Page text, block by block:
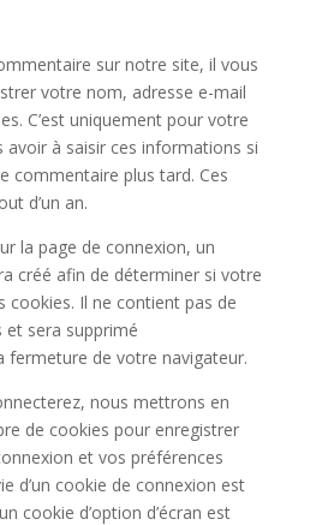
sur notre site, il vous
votre nom, adresse e-mail
C’est uniquement pour votre
à saisir ces informations si
commentaire plus tard. Ces
d’un an.
la page de connexion, un
créé afin de déterminer si votre
cookies. Il ne contient pas de
et sera supprimé
fermeture de votre navigateur.
nous mettrons en
de cookies pour enregistrer
et vos préférences
d’un cookie de connexion est
cookie d’option d’écran est